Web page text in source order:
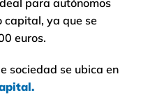
para autónomos
capital, ya que se
euros.
sociedad se ubica en